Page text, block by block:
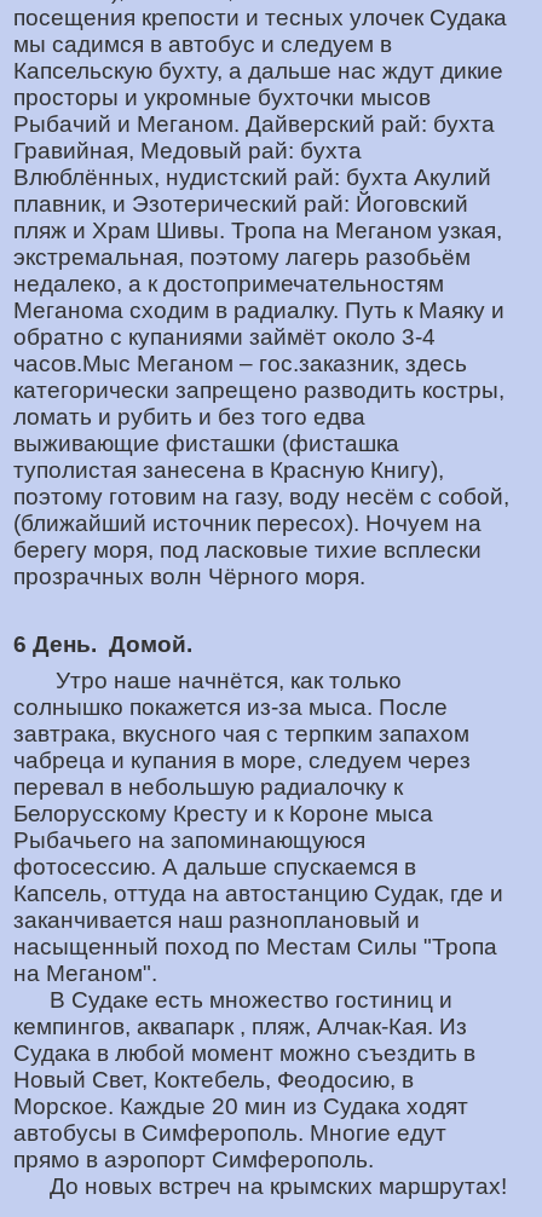
посещения крепости и тесных улочек Судака
мы садимся в автобус и следуем в
Капсельскую бухту, а дальше нас ждут дикие
просторы и укромные бухточки мысов
Рыбачий и Меганом. Дайверский рай: бухта
Гравийная, Медовый рай: бухта
Влюблённых, нудистский рай: бухта Акулий
плавник, и Эзотерический рай: Йоговский
пляж и Храм Шивы. Тропа на Меганом узкая,
экстремальная, поэтому лагерь разобьём
недалеко, а к достопримечательностям
Меганома сходим в радиалку. Путь к Маяку и
обратно с купаниями займёт около 3-4
часов.Мыс Меганом – гос.заказник, здесь
категорически запрещено разводить костры,
ломать и рубить и без того едва
выживающие фисташки (фисташка
туполистая занесена в Красную Книгу),
поэтому готовим на газу, воду несём с собой,
(ближайший источник пересох). Ночуем на
берегу моря, под ласковые тихие всплески
прозрачных волн Чёрного моря.
6 День. Домой.
Утро наше начнётся, как только
солнышко покажется из-за мыса. После
завтрака, вкусного чая с терпким запахом
чабреца и купания в море, следуем через
перевал в небольшую радиалочку к
Белорусскому Кресту и к Короне мыса
Рыбачьего на запоминающуюся
фотосессию. А дальше спускаемся в
Капсель, оттуда на автостанцию Судак, где и
заканчивается наш разноплановый и
насыщенный поход по Местам Силы "Тропа
на Меганом".
В Судаке есть множество гостиниц и
кемпингов, аквапарк , пляж, Алчак-Кая. Из
Судака в любой момент можно съездить в
Новый Свет, Коктебель, Феодосию, в
Морское. Каждые 20 мин из Судака ходят
автобусы в Симферополь. Многие едут
прямо в аэропорт Симферополь.
До новых встреч на крымских маршрутах!